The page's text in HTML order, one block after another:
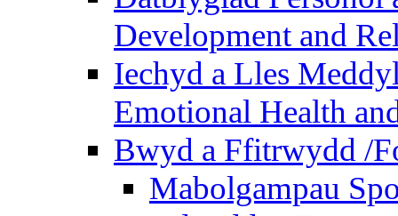
Development and
Iechyd a Lles
Emotional Health
Bwyd a Ffitrwydd /
Mabolgampau